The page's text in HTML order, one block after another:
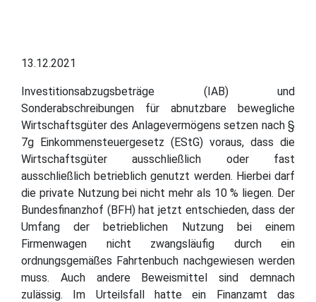
13.12.2021
Investitionsabzugsbeträge (IAB) und
Sonderabschreibungen für abnutzbare bewegliche
Wirtschaftsgüter des Anlagevermögens setzen nach §
7g Einkommensteuergesetz (EStG) voraus, dass die
Wirtschaftsgüter ausschließlich oder fast
ausschließlich betrieblich genutzt werden. Hierbei darf
die private Nutzung bei nicht mehr als 10 % liegen. Der
Bundesfinanzhof (BFH) hat jetzt entschieden, dass der
Umfang der betrieblichen Nutzung bei einem
Firmenwagen nicht zwangsläufig durch ein
ordnungsgemäßes Fahrtenbuch nachgewiesen werden
muss. Auch andere Beweismittel sind demnach
zulässig. Im Urteilsfall hatte ein Finanzamt das